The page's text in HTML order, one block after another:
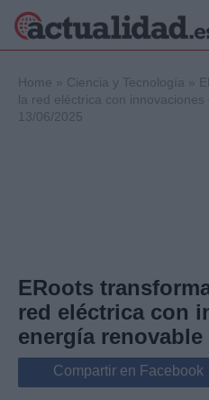
Internacional
Viajes
Home » Ciencia y Tecnología »
la red eléctrica con
13/06/2025
ERoots
red eléctrica con
energía renovable
Compartir en Facebook